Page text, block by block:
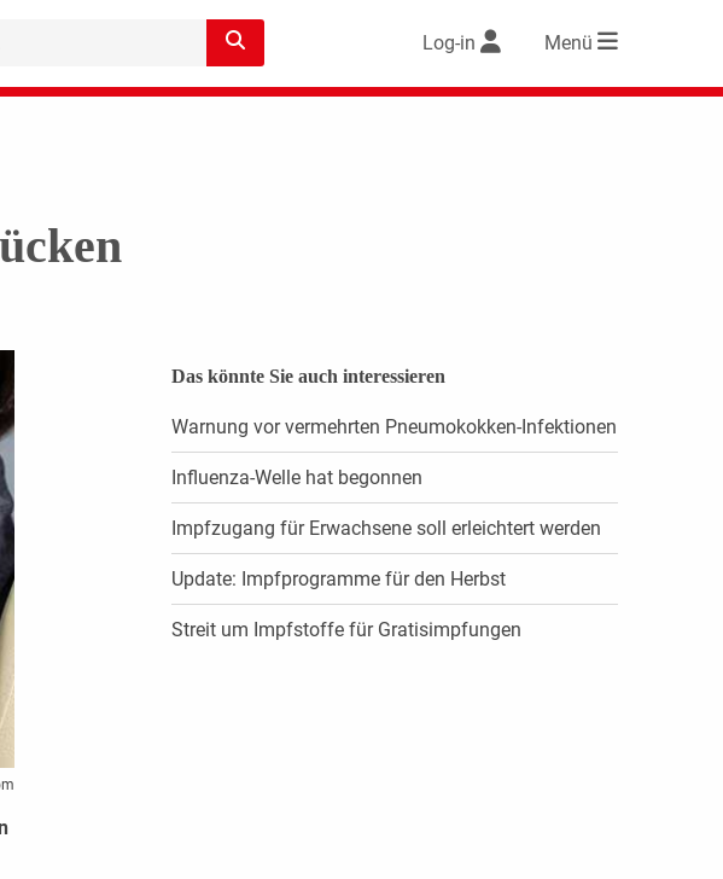
Log-in Menü
Das könnte Sie auch interessieren
Warnung vor vermehrten Pneumokokken-Infektionen
Influenza-Welle hat begonnen
Impfzugang für Erwachsene soll erleichtert werden
Update: Impfprogramme für den Herbst
Streit um Impfstoffe für Gratisimpfungen